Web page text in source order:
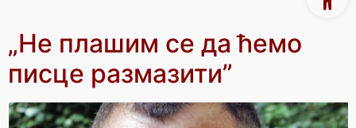
„Не плашим се да ћемо
писце размазити”